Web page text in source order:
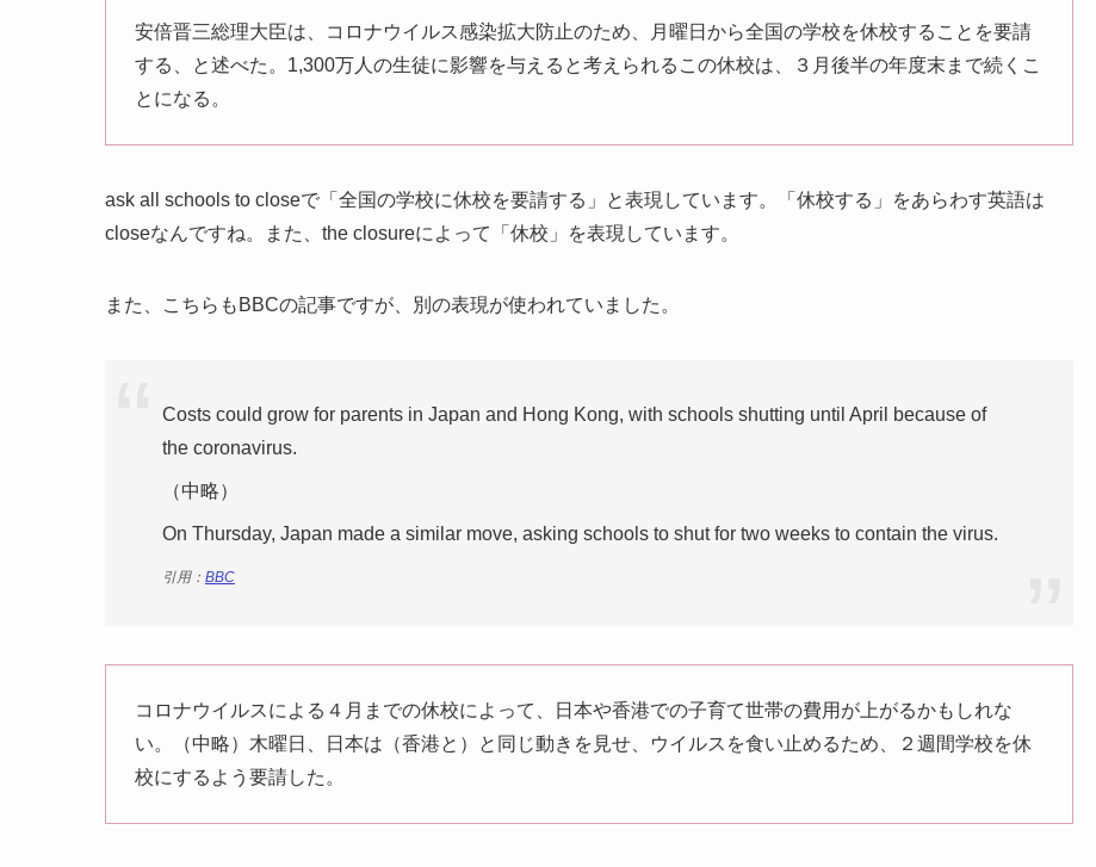
安倍晋三総理大臣は、コロナウイルス感染拡大防止のため、月曜日から全国の学校を休校することを要請
する、と述べた。1,300万人の生徒に影響を与えると考えられるこの休校は、３月後半の年度末まで続くこ
とになる。
ask all schools to closeで「全国の学校に休校を要請する」と表現しています。「休校する」をあらわす英語は
closeなんですね。また、the closureによって「休校」を表現しています。
また、こちらもBBCの記事ですが、別の表現が使われていました。
Costs could grow for parents in Japan and Hong Kong, with schools shutting until April because of
the coronavirus.
（中略）
On Thursday, Japan made a similar move, asking schools to shut for two weeks to contain the virus.
引用： BBC
コロナウイルスによる４月までの休校によって、日本や香港での子育て世帯の費用が上がるかもしれな
い。（中略）木曜日、日本は（香港と）と同じ動きを見せ、ウイルスを食い止めるため、２週間学校を休
校にするよう要請した。